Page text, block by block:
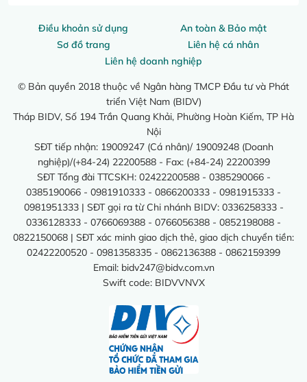
Điều khoản sử dụng
An toàn & Bảo mật
Sơ đồ trang
Liên hệ cá nhân
Liên hệ doanh nghiệp
© Bản quyền 2018 thuộc về Ngân hàng TMCP Đầu tư và Phát
triển Việt Nam (BIDV)
Tháp BIDV, Số 194 Trần Quang Khải, Phường Hoàn Kiếm, TP Hà
Nội
SĐT tiếp nhận: 19009247 (Cá nhân)/ 19009248 (Doanh
nghiệp)/(+84-24) 22200588 - Fax: (+84-24) 22200399
SĐT Tổng đài TTCSKH: 02422200588 - 0385290066 -
0385190066 - 0981910333 - 0866200333 - 0981915333 -
0981951333 | SĐT gọi ra từ Chi nhánh BIDV: 0336258333 -
0336128333 - 0766069388 - 0766056388 - 0852198088 -
0822150068 | SĐT xác minh giao dịch thẻ, giao dịch chuyển tiền:
02422200520 - 0981358335 - 0862136388 - 0862159399
Email: bidv247@bidv.com.vn
Swift code: BIDVVNVX